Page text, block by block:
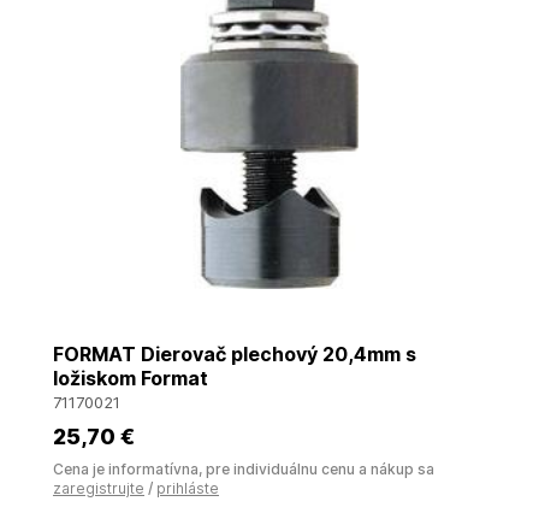
FORMAT Dierovač plechový 20,4mm s
ložiskom Format
71170021
25,70 €
Cena je informatívna, pre individuálnu cenu a nákup sa
zaregistrujte / prihláste